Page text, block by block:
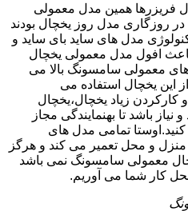
فریزرها همین مدل معمولی
روزگاری مدل روز یخچال بودند
مدل های ساید بای ساید و
باعث افول مدل معمولی یخچال
معمولی سامسونگ بالا می
این یخچال استفاده می
زیاد یخچال،یخچال
باشد تا بهنمایندگی مجاز
تمامی مدل های
و محل تعمیر می کند و هرگز
معمولی سامسونگ نمی باشد
کار شما می آوریم.